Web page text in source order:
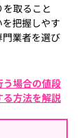
取ること
把握しやす
門業者を選び
う場合の値段
る方法を解説